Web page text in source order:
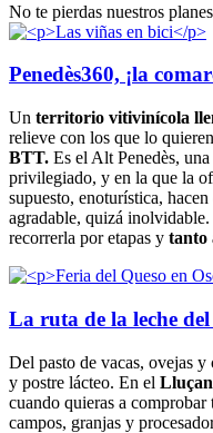
No te pierdas nuestros
Penedès360, ¡la
Un territorio vitivinícola
relieve con los que lo
BTT. Es el Alt Penedès,
privilegiado, y en la que la
supuesto, enoturística,
agradable, quizá
recorrerla por etapas y tanto
La ruta de la leche
Del pasto de vacas, ovejas y
y postre lácteo. En el
cuando quieras a comprobar
campos, granjas y